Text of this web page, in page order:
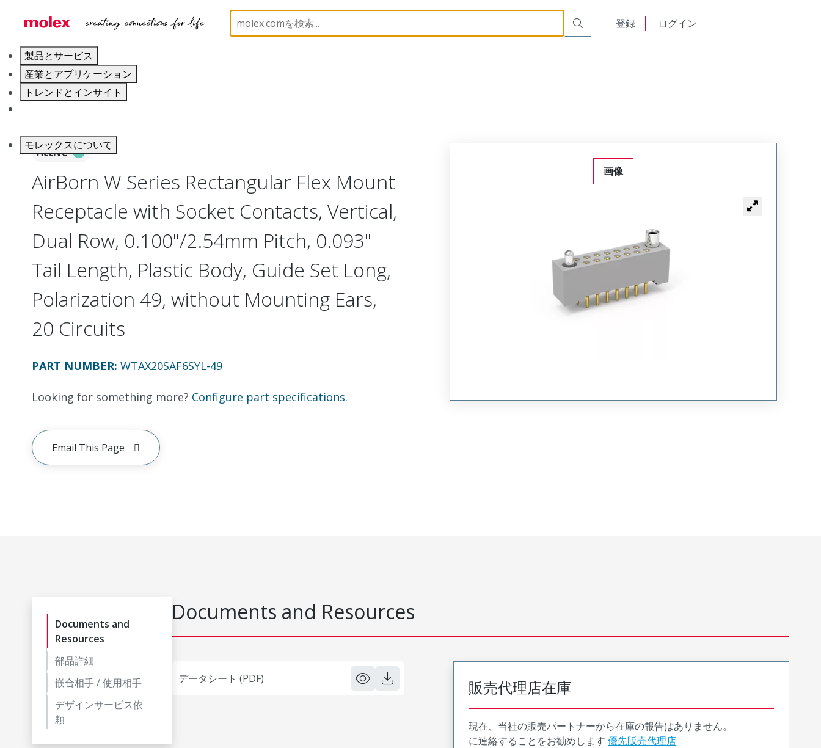
登録 ログイン
製品とサービス
産業とアプリケーション
トレンドとインサイト
モレックスについて
Board-to-Board Connectors Rectangular, Plastic, 2 Row, Vertical/Right Angle Board or Cable Mount Receptacle
Active
AirBorn W Series Rectangular Flex Mount
Receptacle with Socket Contacts, Vertical,
Dual Row, 0.100"/2.54mm Pitch, 0.093"
Tail Length, Plastic Body, Guide Set Long,
Polarization 49, without Mounting Ears,
20 Circuits
PART NUMBER: WTAX20SAF6SYL-49
Looking for something more? Configure part specifications.
Email This Page
画像
Documents and
Resources
部品詳細
嵌合相手 / 使用相手
デザインサービス依
頼
Documents and Resources
データシート (PDF) 販売代理店在庫
現在、当社の販売パートナーから在庫の報告はありません。
に連絡することをお勧めします 優先販売代理店